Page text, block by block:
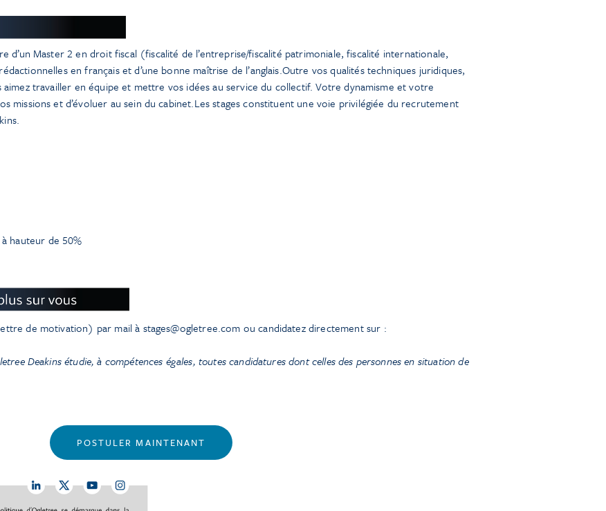
d’un Master 2 en droit fiscal (fiscalité de l’entreprise/fiscalité patrimoniale, fiscalité internationale,
en français et d’une bonne maîtrise de l’anglais.Outre vos qualités techniques juridiques,
travailler en équipe et mettre vos idées au service du collectif. Votre dynamisme et votre
missions et d’évoluer au sein du cabinet.Les stages constituent une voie privilégiée du recrutement
hauteur de 50%
de motivation) par mail à stages@ogletree.com ou candidatez directement sur :
Deakins étudie, à compétences égales, toutes candidatures dont celles des personnes en situation de
POSTULER MAINTENANT